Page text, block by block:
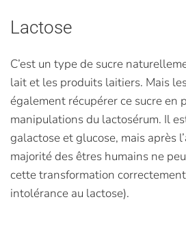
Lactose
C’est un type de sucre
lait et les produits laitiers. Mais
également récupérer ce sucre en
manipulations du lactosérum. Il
galactose et glucose, mais après
majorité des êtres humains ne
cette transformation
intolérance au lactose).